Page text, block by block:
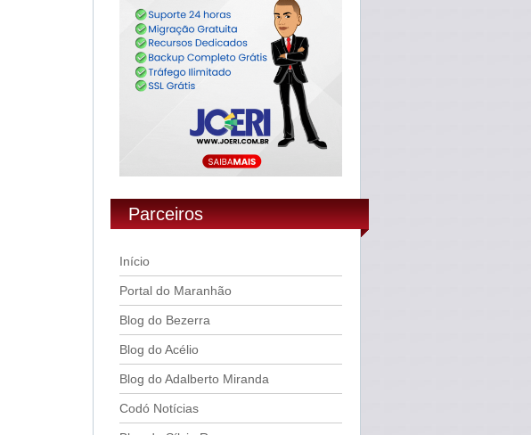
Parceiros
Início
Portal do Maranhão
Blog do Bezerra
Blog do Acélio
Blog do Adalberto Miranda
Codó Notícias